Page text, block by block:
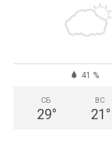
41 %
СБ
29°
ВС
21 °